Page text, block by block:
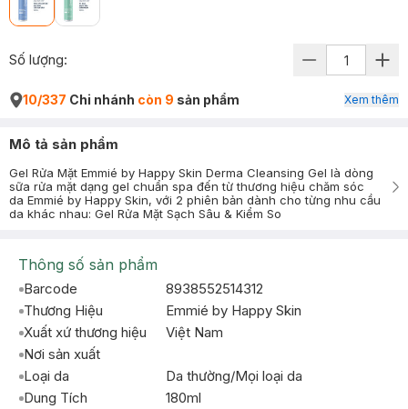
Số lượng:
10/337 Chi nhánh còn 9 sản phẩm Xem thêm
Mô tả sản phẩm
Gel Rửa Mặt Emmié by Happy Skin Derma Cleansing Gel là dòng
sữa rửa mặt dạng gel chuẩn spa đến từ thương hiệu chăm sóc
da Emmié by Happy Skin, với 2 phiên bản dành cho từng nhu cầu
da khác nhau: Gel Rửa Mặt Sạch Sâu & Kiểm So
Thông số sản phẩm
Barcode
8938552514312
Thương Hiệu
Emmié by Happy Skin
Xuất xứ thương hiệu
Việt Nam
Nơi sản xuất
Loại da
Da thường/Mọi loại da
Dung Tích
180ml